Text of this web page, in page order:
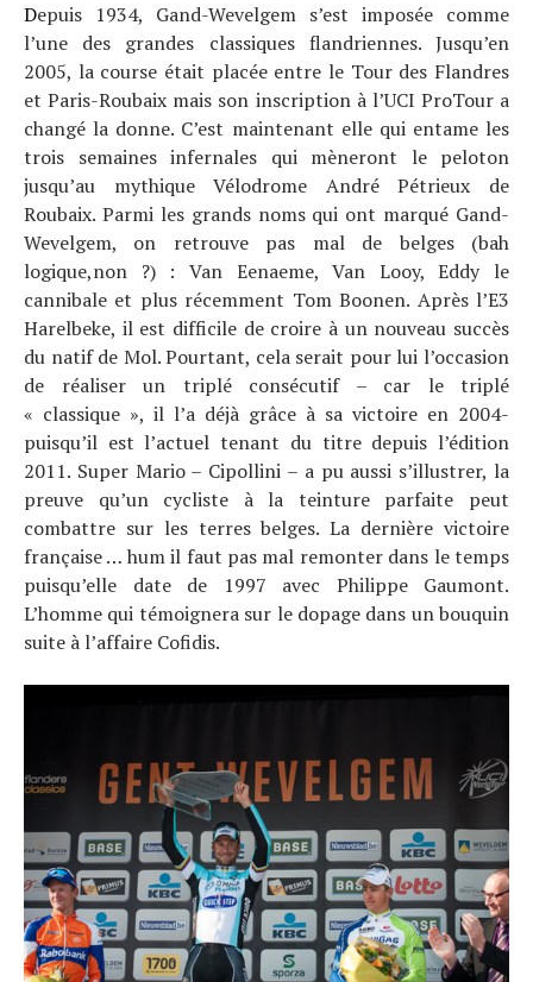
Depuis 1934, Gand-Wevelgem s’est imposée comme
l’une des grandes classiques flandriennes. Jusqu’en
2005, la course était placée entre le Tour des Flandres
et Paris-Roubaix mais son inscription à l’UCI ProTour a
changé la donne. C’est maintenant elle qui entame les
trois semaines infernales qui mèneront le peloton
jusqu’au mythique Vélodrome André Pétrieux de
Roubaix. Parmi les grands noms qui ont marqué Gand-
Wevelgem, on retrouve pas mal de belges (bah
logique,non ?) : Van Eenaeme, Van Looy, Eddy le
cannibale et plus récemment Tom Boonen. Après l’E3
Harelbeke, il est difficile de croire à un nouveau succès
du natif de Mol. Pourtant, cela serait pour lui l’occasion
de réaliser un triplé consécutif – car le triplé
« classique », il l’a déjà grâce à sa victoire en 2004-
puisqu’il est l’actuel tenant du titre depuis l’édition
2011. Super Mario – Cipollini – a pu aussi s’illustrer, la
preuve qu’un cycliste à la teinture parfaite peut
combattre sur les terres belges. La dernière victoire
française … hum il faut pas mal remonter dans le temps
puisqu’elle date de 1997 avec Philippe Gaumont.
L’homme qui témoignera sur le dopage dans un bouquin
suite à l’affaire Cofidis.
Actualités
Technologies
Tests de produits
Conseils
Tendances
Tous nos articles
À propos